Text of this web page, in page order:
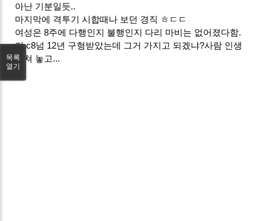
아난 기분일듯..
마지막에 격투기 시합때나 보던 경직 ㅎㄷㄷ
여성은 8주에 다행인지 불행인지 다리 마비는 없어졌다함.
저 c8넘 12년 구형받았는데 그거 가지고 되겠냐?사람 인생
망쳐 놓고...
목록
열기